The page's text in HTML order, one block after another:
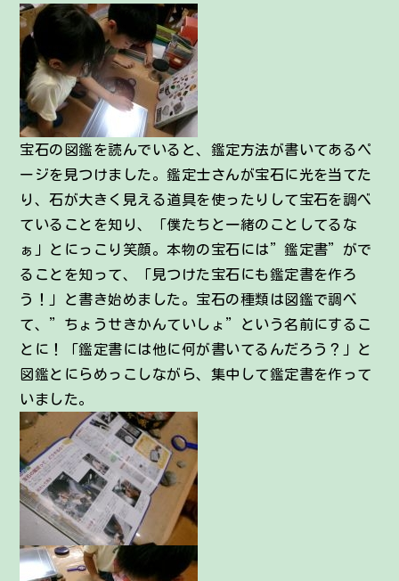
宝石の図鑑を読んでいると、鑑定方法が書いてあるペ
ージを見つけました。鑑定士さんが宝石に光を当てた
り、石が大きく見える道具を使ったりして宝石を調べ
ていることを知り、「僕たちと一緒のことしてるな
ぁ」とにっこり笑顔。本物の宝石には”鑑定書”がで
ることを知って、「見つけた宝石にも鑑定書を作ろ
う！」と書き始めました。宝石の種類は図鑑で調べ
て、”ちょうせきかんていしょ”という名前にするこ
とに！「鑑定書には他に何が書いてるんだろう？」と
図鑑とにらめっこしながら、集中して鑑定書を作って
いました。